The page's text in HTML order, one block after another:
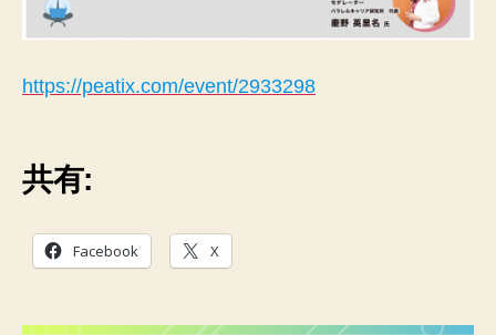
https://peatix.com/event/2933298
共有:
Facebook X